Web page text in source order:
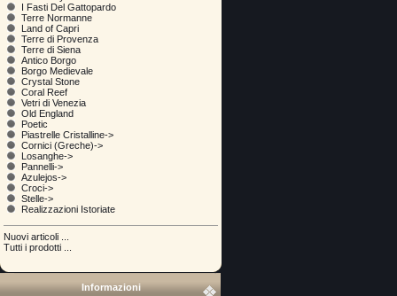
I Fasti Del Gattopardo
Terre Normanne
Land of Capri
Terre di Provenza
Terre di Siena
Antico Borgo
Borgo Medievale
Crystal Stone
Coral Reef
Vetri di Venezia
Old England
Poetic
Piastrelle Cristalline->
Cornici (Greche)->
Losanghe->
Pannelli->
Azulejos->
Croci->
Stelle->
Realizzazioni Istoriate
Nuovi articoli ...
Tutti i prodotti ...
Informazioni